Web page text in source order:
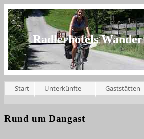
Radlerhotels
Start Unterkünfte Gaststätten
Rund um Dangast